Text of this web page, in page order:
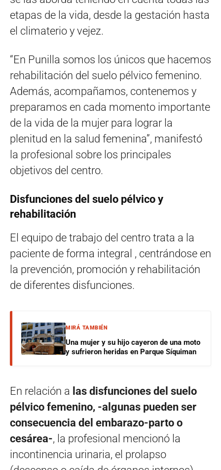
etapas de la vida, desde la gestación hasta
el climaterio y vejez.
“En Punilla somos los únicos que hacemos
rehabilitación del suelo pélvico femenino.
Además, acompañamos, contenemos y
preparamos en cada momento importante
de la vida de la mujer para lograr la
plenitud en la salud femenina”, manifestó
la profesional sobre los principales
objetivos del centro.
Disfunciones del suelo pélvico y
rehabilitación
El equipo de trabajo del centro trata a la
paciente de forma integral , centrándose en
la prevención, promoción y rehabilitación
de diferentes disfunciones.
MIRÁ TAMBIÉN
Una mujer y su hijo cayeron de una moto
y sufrieron heridas en Parque Síquiman
En relación a las disfunciones del suelo
pélvico femenino, -algunas pueden ser
consecuencia del embarazo-parto o
cesárea-, la profesional mencionó la
incontinencia urinaria, el prolapso